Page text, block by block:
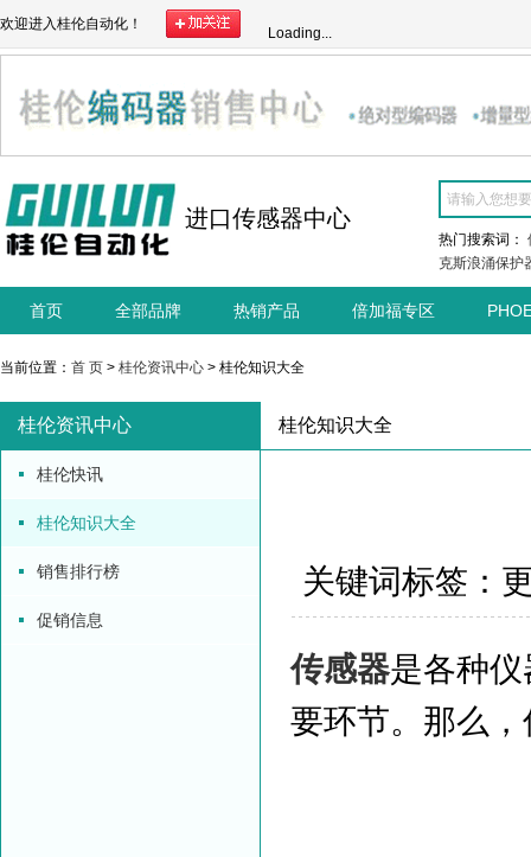
欢迎进入桂伦自动化！
Loading...
进口传感器中心
热门搜索词：
克斯浪涌保护
首页 全部品牌 热销产品 倍加福专区
当前位置： 首 页 > 桂伦资讯中心 > 桂伦知识大全
桂伦资讯中心
桂伦快讯
桂伦知识大全
销售排行榜
促销信息
桂伦知识大全
关键词标签：
传感器是各种
要环节。那么